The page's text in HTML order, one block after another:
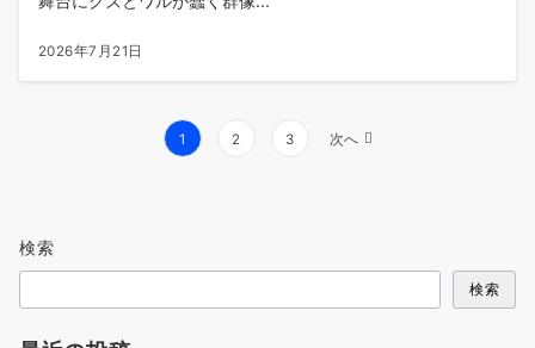
2026年7月21日
ー
送
り
1 2 3 次へ
検索
検索